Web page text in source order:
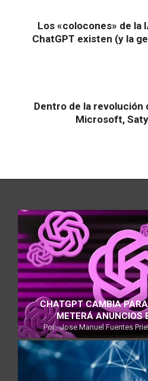
Los «colocones» de la
ChatGPT existen (y la
Dentro de la revolución
Microsoft,
CHATGPT CAMBIA
METERÁ ANUNCIOS
Por: Jose Manuel Fuentes